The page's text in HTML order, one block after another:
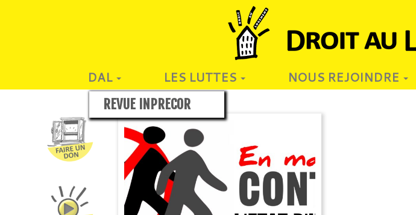
DAL LES LUTTES NOUS REJOINDRE
REVUE INPRECOR